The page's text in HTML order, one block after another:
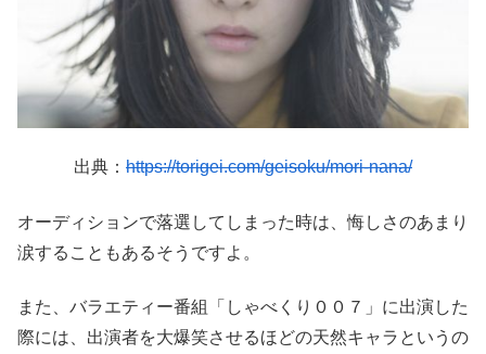
出典： https://torigei.com/geisoku/mori-nana/
オーディションで落選してしまった時は、悔しさのあまり
涙することもあるそうですよ。
また、バラエティー番組「しゃべくり００７」に出演した
際には、出演者を大爆笑させるほどの天然キャラというの